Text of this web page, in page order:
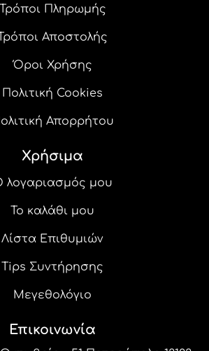
Τρόποι Πληρωμής
Αποστολής
Όροι Χρήσης
Πολιτική Cookies
Απορρήτου
Χρήσιμα
λογαριασμός μου
Το καλάθι μου
Λίστα Επιθυμιών
Tips Συντήρησης
Μεγεθολόγιο
Επικοινωνία